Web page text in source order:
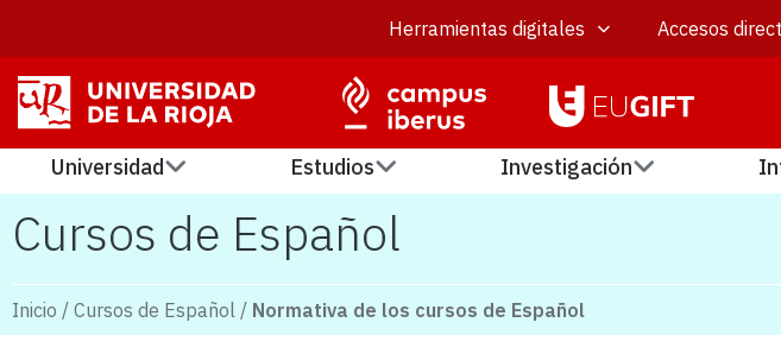
Herramientas digitales Accesos
Universidad Estudios Investigación
Cursos de Español
Inicio / Cursos de Español / Normativa de los cursos de Español